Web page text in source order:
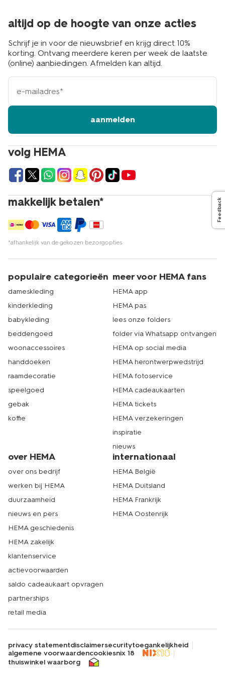
volg HEMA
makkelijk betalen*
*afhankelijk van de gekozen bezorgopties
altijd op de hoogte van onze acties
Schrijf je in voor de nieuwsbrief en krijg direct 10%
korting. Ontvang meerdere keren per week de laatste
(online) aanbiedingen. Afmelden kan altijd.
e-
mailadres
aanmelden
populaire categorieën
dameskleding
kinderkleding
babykleding
beddengoed
woonaccessoires
handdoeken
raamdecoratie
speelgoed
gebak
koffie
meer voor HEMA fans
HEMA app
HEMA pas
lees onze folders
folder via Whatsapp ontvangen
HEMA op social media
HEMA herontwerpwedstrijd
HEMA fotoservice
HEMA cadeaukaarten
HEMA tickets
HEMA verzekeringen
inspiratie
nieuws
over HEMA
over ons bedrijf
werken bij HEMA
duurzaamheid
nieuws en pers
HEMA geschiedenis
HEMA zakelijk
klantenservice
actievoorwaarden
saldo cadeaukaart opvragen
partnerships
retail media
internationaal
HEMA België
HEMA Duitsland
HEMA Frankrijk
HEMA Oostenrijk
privacy statementdisclaimersecuritytoegankelijkheid
algemene voorwaardencookiesnix 18
thuiswinkel waarborg
Feedback